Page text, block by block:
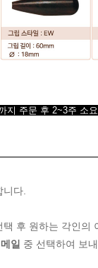
지 주문 후 2~3주 소요
다.
택 후 원하는 각인의
일 중 선택하여 보